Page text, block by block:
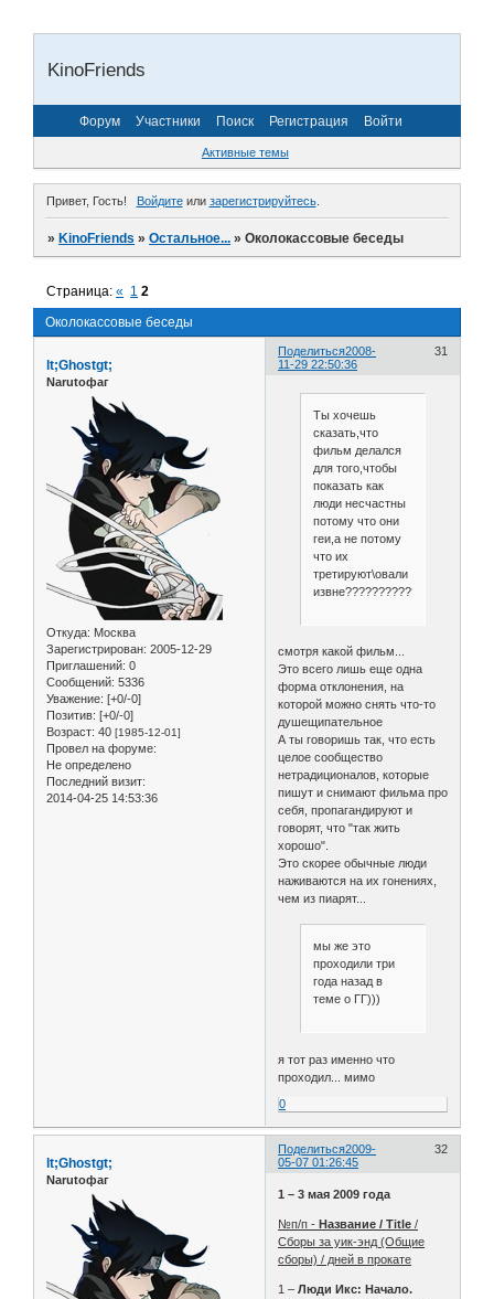
KinoFriends
Форум Участники Поиск Регистрация Войти
Активные темы
Привет, Гость! Войдитеили зарегистрируйтесь.
»KinoFriends »Остальное... »Околокассовые беседы
Околокассовые беседы
Страница:« 1 2
Поделиться 31
2008-
11-29 22:50:36
lt;Ghostgt;
Narutoфаг
Откуда: Москва
Зарегистрирован: 2005-12-29
Приглашений: 0
Сообщений: 5336
Уважение: [+0/-0]
Позитив: [+0/-0]
Возраст: 40 [1985-12-01]
Провел на форуме:
Не определено
Последний визит:
2014-04-25 14:53:36
Ты хочешь
сказать,что
фильм делался
для того,чтобы
показать как
люди несчастны
потому что они
геи,а не потому
что их
третируют\овали
извне????????????
смотря какой фильм...
Это всего лишь еще одна
форма отклонения, на
которой можно снять что-то
душещипательное
А ты говоришь так, что есть
целое сообщество
нетрадиционалов, которые
пишут и снимают фильма про
себя, пропагандируют и
говорят, что "так жить
хорошо".
Это скорее обычные люди
наживаются на их гонениях,
чем из пиарят...
мы же это
проходили три
года назад в
теме о ГГ)))
я тот раз именно что
проходил... мимо
0
Поделиться 32
2009-
05-07 01:26:45
lt;Ghostgt;
Narutoфаг
1 – 3 мая 2009 года
№п/п - Название / Title /
Сборы за уик-энд (Общие
сборы) / дней в прокате
1 –Люди Икс: Начало.